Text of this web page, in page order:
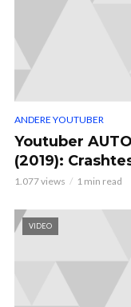
ANDERE YOUTUBER
Youtuber
(2019):
1.077 views 1 min read
VIDEO